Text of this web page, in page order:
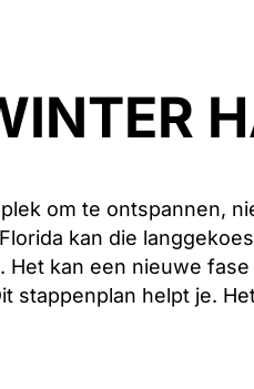
plek om te ontspannen,
kan die
Het kan een nieuwe
helpt je.